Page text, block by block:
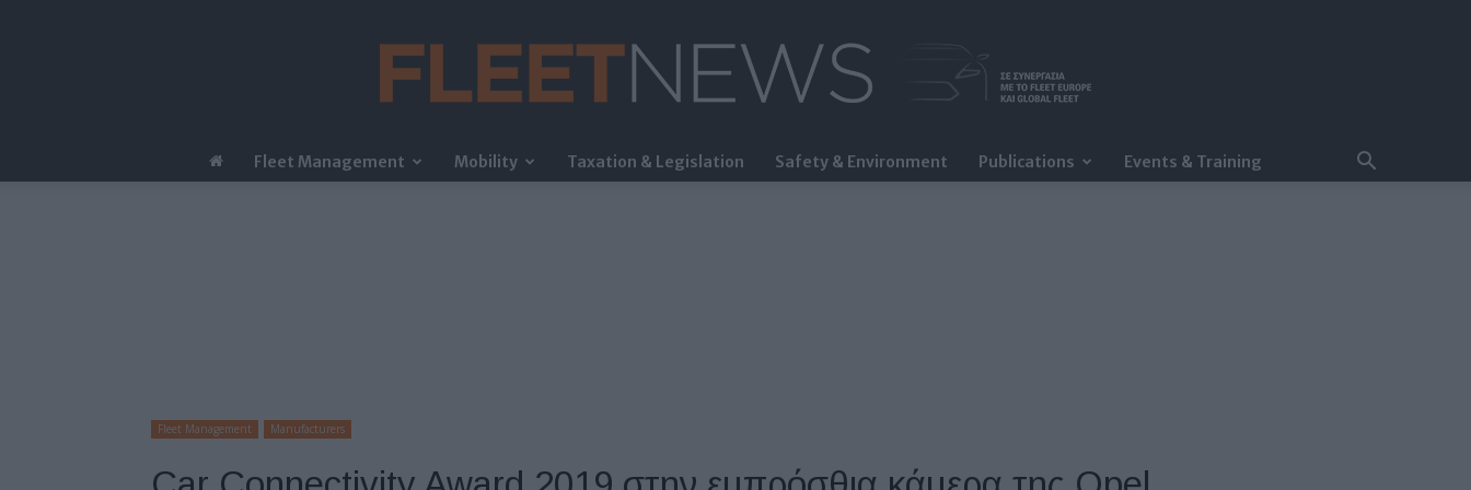
FleetNews
Fleet Management Mobility Taxation & Legislation Safety & Environment Publications Events & Training
Fleet Management Manufacturers